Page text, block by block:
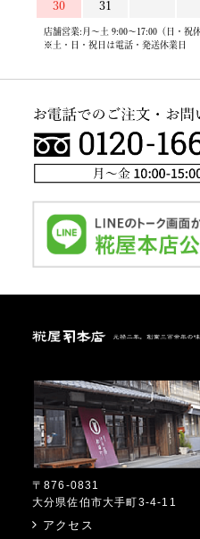
〒876-0831
大分県佐伯市大手町3-4-11
アクセス